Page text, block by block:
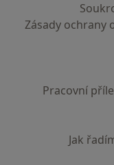
Zásady ochrany
Pracovní
Jak